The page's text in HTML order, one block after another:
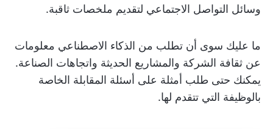
وسائل التواصل الاجتماعي لتقديم ملخصات ثاقبة.
ما عليك سوى أن تطلب من الذكاء الاصطناعي معلومات
عن ثقافة الشركة والمشاريع الحديثة واتجاهات الصناعة.
يمكنك حتى طلب أمثلة على أسئلة المقابلة الخاصة
بالوظيفة التي تتقدم لها.